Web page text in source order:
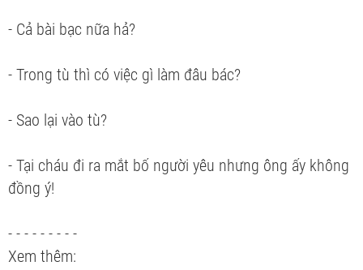
- Cả bài bạc nữa hả?
- Trong tù thì có việc gì làm đâu bác?
- Sao lại vào tù?
- Tại cháu đi ra mắt bố người yêu nhưng ông ấy không
đồng ý!
- - - - - - - - -
Xem thêm: